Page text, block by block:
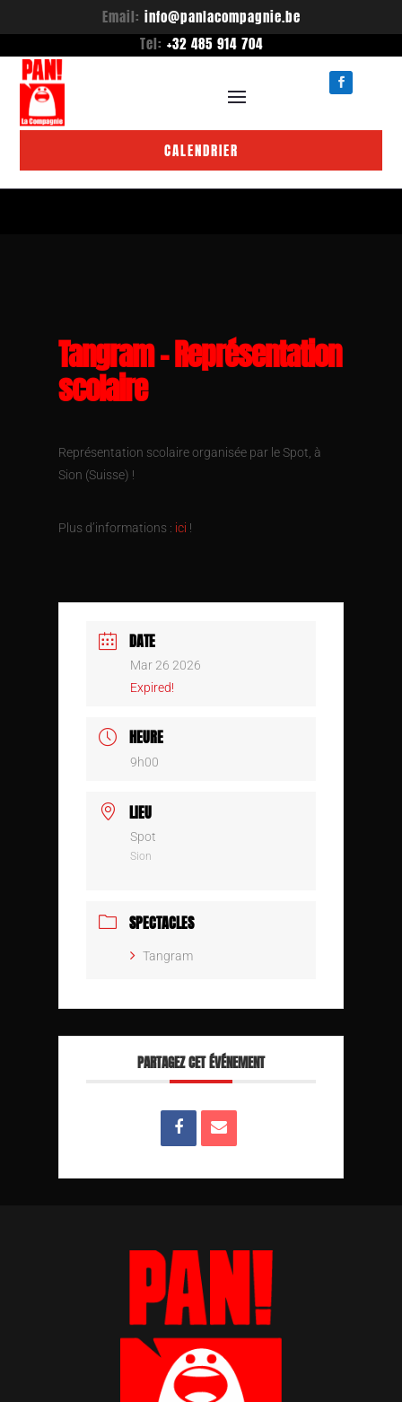
Email: info@panlacompagnie.be
Tel: +32 485 914 704
CALENDRIER
Tangram – Représentation
scolaire
Représentation scolaire organisée par le Spot, à
Sion (Suisse) !
Plus d’informations : ici !
DATE
Mar 26 2026
Expired!
HEURE
9h00
LIEU
Spot
Sion
SPECTACLES
Tangram
PARTAGEZ CET ÉVÉNEMENT